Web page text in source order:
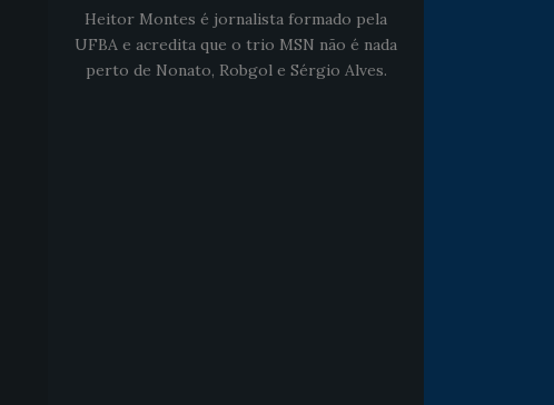
Heitor Montes é jornalista formado pela
UFBA e acredita que o trio MSN não é nada
perto de Nonato, Robgol e Sérgio Alves.